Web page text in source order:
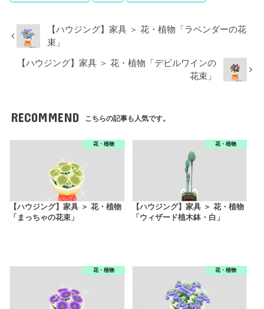
【ハウジング】家具 ＞ 花・植物「ラベンダーの花
束」
【ハウジング】家具 ＞ 花・植物「デビルワインの
花束」
RECOMMEND こちらの記事も人気です。
花・植物
【ハウジング】家具 ＞ 花・植物
「まっちゃの花束」
花・植物
【ハウジング】家具 ＞ 花・植物
「ウィザード植木鉢・白」
花・植物 花・植物